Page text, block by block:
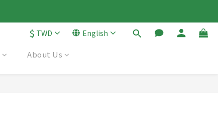
$ TWD English
About Us